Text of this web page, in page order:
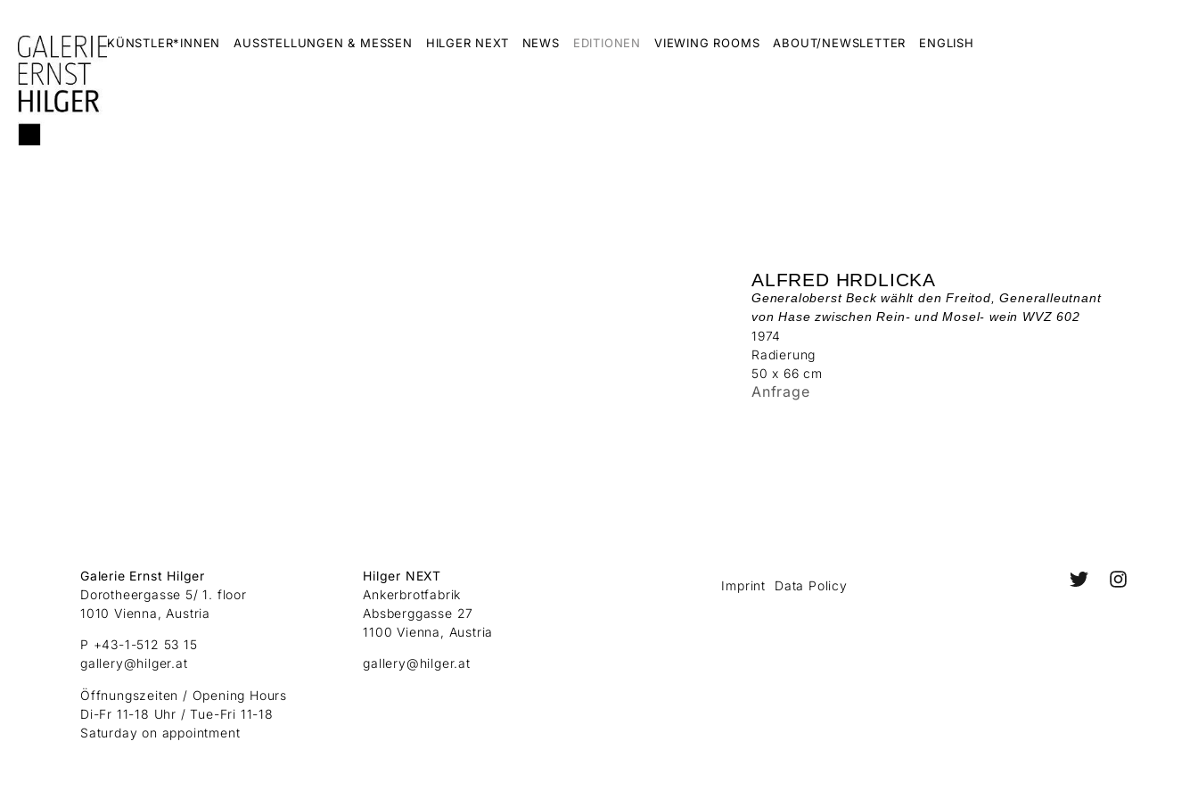
KÜNSTLER*INNEN AUSSTELLUNGEN & MESSEN HILGER NEXT NEWS EDITIONEN VIEWING ROOMS ABOUT/NEWSLETTER ENGLISH
ALFRED HRDLICKA
Generaloberst Beck wählt den Freitod, Generalleutnant
von Hase zwischen Rein- und Mosel- wein WVZ 602
1974
Radierung
50 x 66 cm
Anfrage
Galerie Ernst Hilger
Dorotheergasse 5/ 1. floor
1010 Vienna, Austria
P +43-1-512 53 15
gallery@hilger.at
Öffnungszeiten / Opening Hours
Di-Fr 11-18 Uhr / Tue-Fri 11-18
Saturday on appointment
Hilger NEXT
Ankerbrotfabrik
Absberggasse 27
1100 Vienna, Austria
gallery@hilger.at
Imprint Data Policy